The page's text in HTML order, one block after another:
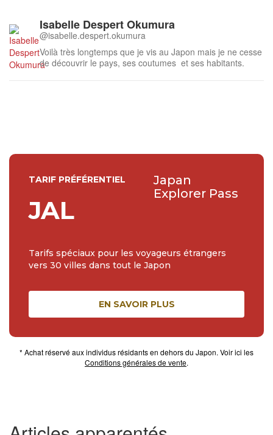
Isabelle Despert Okumura
@isabelle.despert.okumura
Voilà très longtemps que je vis au Japon mais je ne cesse
de découvrir le pays, ses coutumes et ses habitants.
TARIF PRÉFÉRENTIEL
JAL
Japan
Explorer Pass
Tarifs spéciaux pour les voyageurs étrangers
vers 30 villes dans tout le Japon
EN SAVOIR PLUS
* Achat réservé aux individus résidants en dehors du Japon. Voir ici les
Conditions générales de vente.